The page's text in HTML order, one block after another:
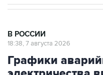
Графики
электричества
области